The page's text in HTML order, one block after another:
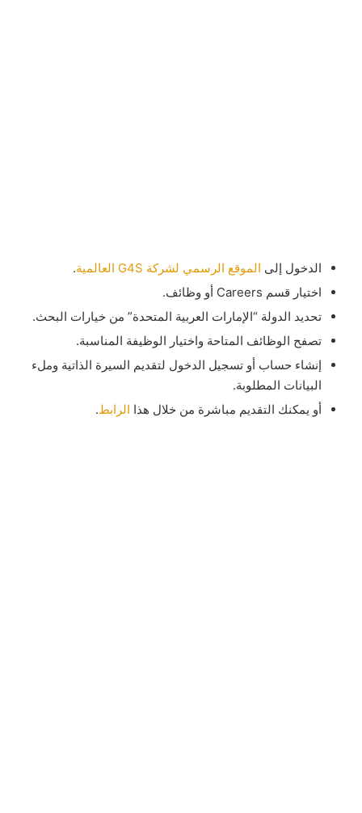
الدخول إلى الموقع الرسمي لشركة G4S العالمية
.
اختيار قسم Careers أو وظائف.
تحديد الدولة “الإمارات العربية المتحدة” من خيارات البحث.
تصفح الوظائف المتاحة واختيار الوظيفة المناسبة.
إنشاء حساب أو تسجيل الدخول لتقديم السيرة الذاتية وملء
البيانات المطلوبة.
أو يمكنك التقديم مباشرة من خلال هذا الرابط.